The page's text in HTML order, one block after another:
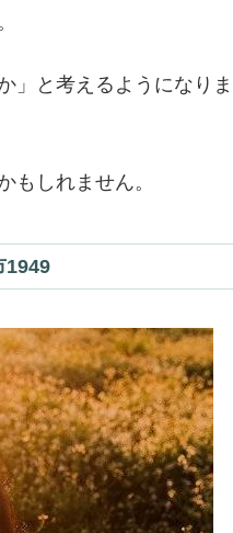
」と考えるようになり
もしれません。
1949